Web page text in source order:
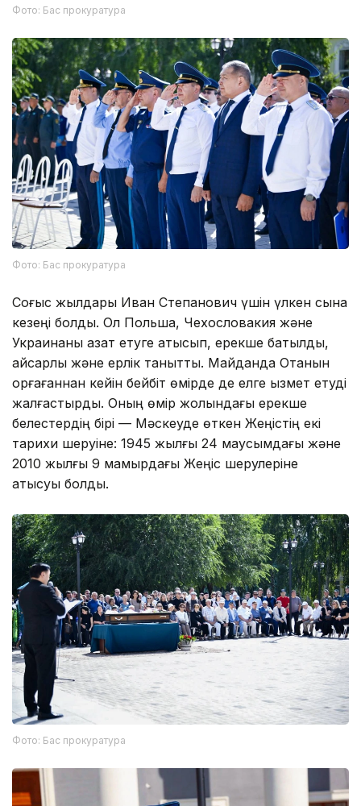
Фото: Бас прокуратура
Фото: Бас прокуратура
Соғыс жылдары Иван Степанович үшін үлкен сынақ
кезеңі болды. Ол Польша, Чехословакия және
Украинаны азат етуге қатысып, ерекше батылдық,
қайсарлық және ерлік танытты. Майданда Отанын
қорғағаннан кейін бейбіт өмірде де елге қызмет етуді
жалғастырды. Оның өмір жолындағы ерекше
белестердің бірі — Мәскеуде өткен Жеңістің екі
тарихи шеруіне: 1945 жылғы 24 маусымдағы және
2010 жылғы 9 мамырдағы Жеңіс шерулеріне
қатысуы болды.
Фото: Бас прокуратура